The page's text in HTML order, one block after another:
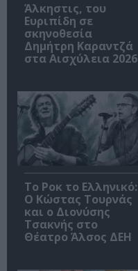
Άλκηστις, του
Ευριπίδη σε
σκηνοθεσία
Δημήτρη Καραντζά
στα Αισχύλεια 2026
Το Ροκ το Ελληνικό:
Ο Κώστας Τουρνάς
και ο Διονύσης
Τσακνής στο
Θέατρο Άλσος ΔΕΗ